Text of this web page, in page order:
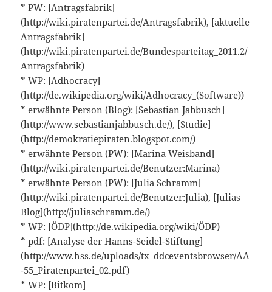
* PW: [Antragsfabrik]
(http://wiki.piratenpartei.de/Antragsfabrik), [aktuelle
Antragsfabrik]
(http://wiki.piratenpartei.de/Bundesparteitag_2011.2/
Antragsfabrik)
* WP: [Adhocracy]
(http://de.wikipedia.org/wiki/Adhocracy_(Software))
* erwähnte Person (Blog): [Sebastian Jabbusch]
(http://www.sebastianjabbusch.de/), [Studie]
(http://demokratiepiraten.blogspot.com/)
* erwähnte Person (PW): [Marina Weisband]
(http://wiki.piratenpartei.de/Benutzer:Marina)
* erwähnte Person (PW): [Julia Schramm]
(http://wiki.piratenpartei.de/Benutzer:Julia), [Julias
Blog](http://juliaschramm.de/)
* WP: [ÖDP](http://de.wikipedia.org/wiki/ÖDP)
* pdf: [Analyse der Hanns-Seidel-Stiftung]
(http://www.hss.de/uploads/tx_ddceventsbrowser/AA
-55_Piratenpartei_02.pdf)
* WP: [Bitkom]